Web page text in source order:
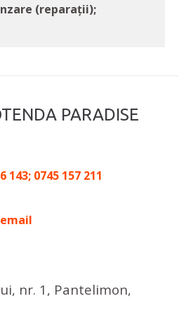
(reparații);
PARADISE
143; 0745 157 211
nr. 1, Pantelimon,